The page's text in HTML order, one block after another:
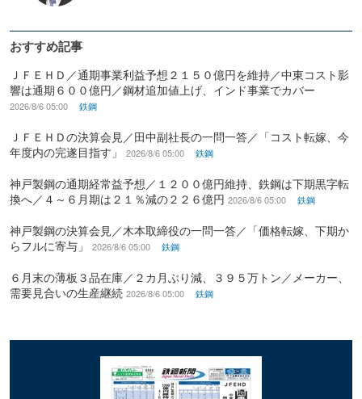
おすすめ記事
ＪＦＥＨＤ／通期事業利益予想２１５０億円を維持／中東コスト影
響は通期６００億円／鋼材追加値上げ、インド事業でカバー
2026/8/6 05:00 鉄鋼
ＪＦＥＨＤの決算会見／田中副社長の一問一答／「コスト転嫁、今
年度内の完遂目指す」
2026/8/6 05:00 鉄鋼
神戸製鋼の通期経常益予想／１２００億円維持、鉄鋼は下期黒字転
換へ／４～６月期は２１％減の２２６億円 2026/8/6 05:00 鉄鋼
神戸製鋼の決算会見／木本取締役の一問一答／「価格転嫁、下期か
らフルに寄与」
2026/8/6 05:00 鉄鋼
６月末の薄板３品在庫／２カ月ぶり減、３９５万トン／メーカー、
需要見合いの生産継続 2026/8/6 05:00 鉄鋼